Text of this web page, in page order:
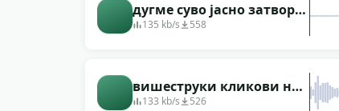
дугме суво јасно затвори
светло
135 kb/s 558
вишеструки кликови на
дугме за брисање
133 kb/s 526